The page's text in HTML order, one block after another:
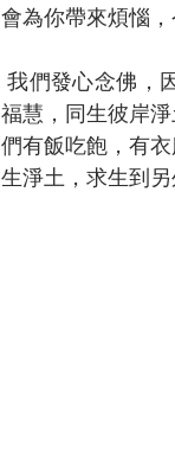
會為你帶來煩惱，
我們發心念佛，因為念佛能助我們往生西方世界，祝願在座諸位，每天多念佛號，藉此增長
福慧，同生彼岸
們有飯吃飽，有
生淨土，求生到